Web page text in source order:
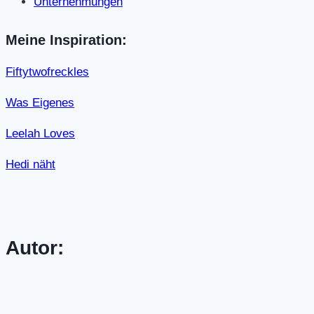
Meine Inspiration:
Fiftytwofreckles
Was Eigenes
Leelah Loves
Hedi näht
Autor: